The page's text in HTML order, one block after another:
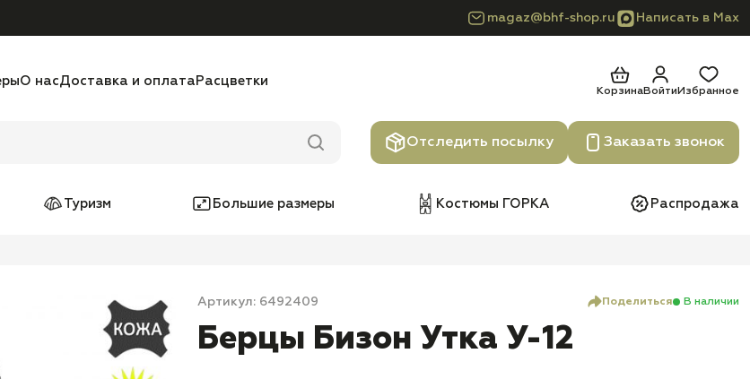
magaz@bhf-shop.ru Написать в Max
О насДоставка и оплата Расцветки
КорзинаВойти Избранное
Отследить посылку Заказать звонок
Туризм Большие размеры Костюмы ГОРКА Распродажа
Артикул: 6492409 Поделиться В наличии
Берцы Бизон Утка У-12